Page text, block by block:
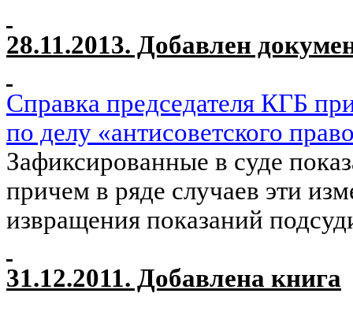
28.11.2013. Добавлен
Справка председателя КГБ
по делу «антисоветского
Зафиксированные в суде
причем в ряде случаев эти
извращения показаний
31.12.2011. Добавлена книга